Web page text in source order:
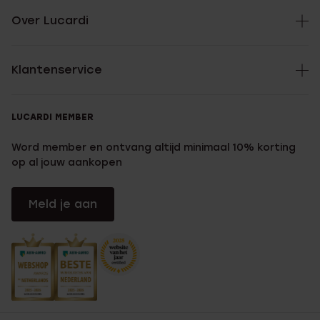
Over Lucardi
Klantenservice
LUCARDI MEMBER
Word member en ontvang altijd minimaal 10% korting
op al jouw aankopen
Meld je aan